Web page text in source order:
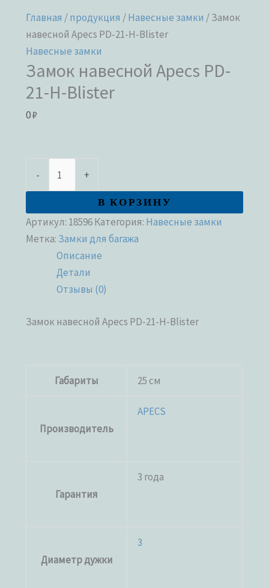
Главная /продукция /Навесные замки / Замок
навесной Apecs PD-21-H-Blister
Навесные замки
Замок навесной Apecs PD-
21-H-Blister
0₽
- +
В КОРЗИНУ
Артикул: 18596Категория: Навесные замки
Метка: Замки для багажа
Описание
Детали
Отзывы (0)
Замок навесной Apecs PD-21-H-Blister
Габариты 25 см
Производитель
APECS
Гарантия
3 года
Диаметр дужки
3